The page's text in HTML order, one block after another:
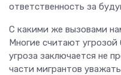
ответственность за
С какими же вызовами
Многие считают
угроза заключается не
части мигрантов